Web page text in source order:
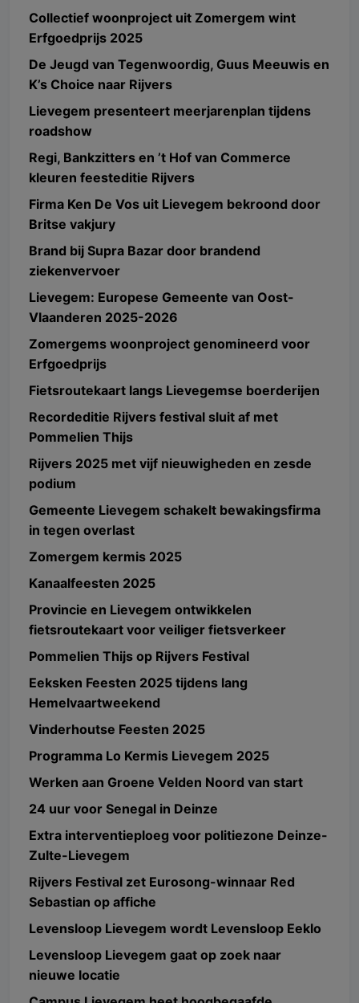
Collectief woonproject uit Zomergem wint
Erfgoedprijs 2025
De Jeugd van Tegenwoordig, Guus Meeuwis en
K’s Choice naar Rijvers
Lievegem presenteert meerjarenplan tijdens
roadshow
Regi, Bankzitters en ’t Hof van Commerce
kleuren feesteditie Rijvers
Firma Ken De Vos uit Lievegem bekroond door
Britse vakjury
Brand bij Supra Bazar door brandend
ziekenvervoer
Lievegem: Europese Gemeente van Oost-
Vlaanderen 2025-2026
Zomergems woonproject genomineerd voor
Erfgoedprijs
Fietsroutekaart langs Lievegemse boerderijen
Recordeditie Rijvers festival sluit af met
Pommelien Thijs
Rijvers 2025 met vijf nieuwigheden en zesde
podium
Gemeente Lievegem schakelt bewakingsfirma
in tegen overlast
Zomergem kermis 2025
Kanaalfeesten 2025
Provincie en Lievegem ontwikkelen
fietsroutekaart voor veiliger fietsverkeer
Pommelien Thijs op Rijvers Festival
Eeksken Feesten 2025 tijdens lang
Hemelvaartweekend
Vinderhoutse Feesten 2025
Programma Lo Kermis Lievegem 2025
Werken aan Groene Velden Noord van start
24 uur voor Senegal in Deinze
Extra interventieploeg voor politiezone Deinze-
Zulte-Lievegem
Rijvers Festival zet Eurosong-winnaar Red
Sebastian op affiche
Levensloop Lievegem wordt Levensloop Eeklo
Levensloop Lievegem gaat op zoek naar
nieuwe locatie